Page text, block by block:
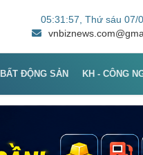
05:31:57 , Thứ sáu 07/
BẤT ĐỘNG SẢN KH - CÔNG